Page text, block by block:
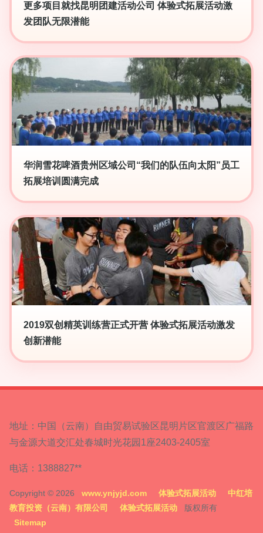
更多项目就找昆明团建活动公司 体验式拓展活动激
发团队无限潜能
华润雪花啤酒贵州区域公司“我们的队伍向太阳”员工
拓展培训圆满完成
2019双创精英训练营正式开营 体验式拓展活动激发
创新潜能
地址：中国（云南）自由贸易试验区昆明片区官渡区广福路
与金源大道交汇处春城时光花园1座2403-2405室
电话：1388827**
Copyright © 2026 www.ynjyjd.com 体验式拓展活动
中红培
教育投资（云南）有限公司
体验式拓展活动
版权所有
Sitemap